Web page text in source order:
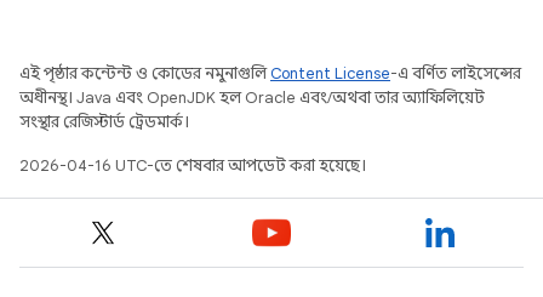
এই পৃষ্ঠার কন্টেন্ট ও কোডের নমুনাগুলিContent License-এ বর্ণিত লাইসেন্সের
অধীনস্থ। Java এবং OpenJDK হল Oracle এবং/অথবা তার অ্যাফিলিয়েট
সংস্থার রেজিস্টার্ড ট্রেডমার্ক।
2026-04-16 UTC-তে শেষবার আপডেট করা হয়েছে।